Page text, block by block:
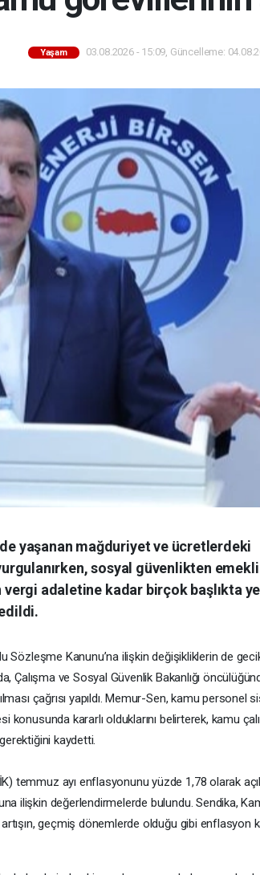
Yaşam 03.08.2026 - 15:09, Güncelleme:
yaşanan mağduriyet ve ücretlerdeki
sosyal güvenlikten emekli
adaletine kadar birçok başlıkta
Sözleşme Kanunu’na ilişkin değişikliklerin de
Çalışma ve Sosyal Güvenlik Bakanlığı
çağrısı yapıldı. Memur-Sen, kamu personel
kararlı olduklarını belirterek, kamu
kaydetti.
temmuz ayı enflasyonunu yüzde 1,78 olarak
ilişkin değerlendirmelerde bulundu. Sendika,
geçmiş dönemlerde olduğu gibi enflasyon